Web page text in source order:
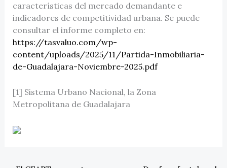
características del mercado demandante e
indicadores de competitividad urbana. Se puede
consultar el informe completo en:
https://tasvaluo.com/wp-
content/uploads/2025/11/Partida-Inmobiliaria-
de-Guadalajara-Noviembre-2025.pdf
[1] Sistema Urbano Nacional, la Zona
Metropolitana de Guadalajara